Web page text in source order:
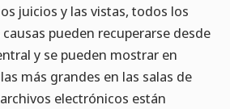
juicios y las vistas, todos los
pueden recuperarse desde
y se pueden mostrar en
más grandes en las salas de
electrónicos están